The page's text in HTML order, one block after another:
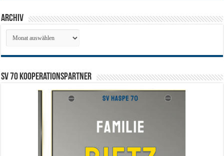
Archiv
Archiv
SV 70 Kooperationspartner